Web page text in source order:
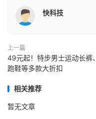
快科技
上一篇
49元起！特步男士运动长裤、
跑鞋等多款大折扣
相关推荐
暂无文章